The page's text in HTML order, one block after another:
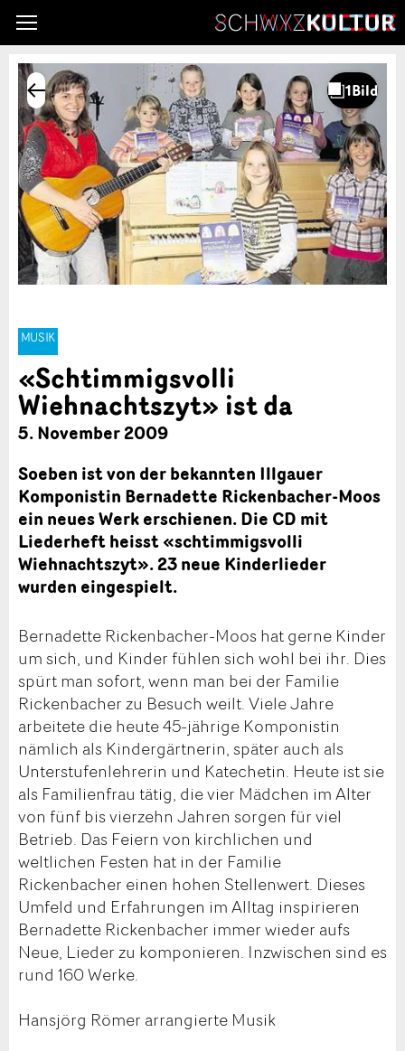
MUSIK
«Schtimmigsvolli
Wiehnachtszyt» ist da
5. November 2009
Soeben ist von der bekannten Illgauer
Komponistin Bernadette Rickenbacher-Moos
ein neues Werk erschienen. Die CD mit
Liederheft heisst «schtimmigsvolli
Wiehnachtszyt». 23 neue Kinderlieder
wurden eingespielt.
Bernadette Rickenbacher-Moos hat gerne Kinder
um sich, und Kinder fühlen sich wohl bei ihr. Dies
spürt man sofort, wenn man bei der Familie
Rickenbacher zu Besuch weilt. Viele Jahre
arbeitete die heute 45-jährige Komponistin
nämlich als Kindergärtnerin, später auch als
Unterstufenlehrerin und Katechetin. Heute ist sie
als Familienfrau tätig, die vier Mädchen im Alter
von fünf bis vierzehn Jahren sorgen für viel
Betrieb. Das Feiern von kirchlichen und
weltlichen Festen hat in der Familie
Rickenbacher einen hohen Stellenwert. Dieses
Umfeld und Erfahrungen im Alltag inspirieren
Bernadette Rickenbacher immer wieder aufs
Neue, Lieder zu komponieren. Inzwischen sind es
rund 160 Werke.
Hansjörg Römer arrangierte Musik